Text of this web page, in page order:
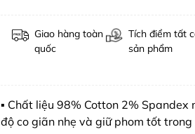
Giao hàng toàn
quốc
Tích điểm tất
sản phẩm
▪️ Chất liệu 98% Cotton 2%
độ co giãn nhẹ và giữ phom tốt